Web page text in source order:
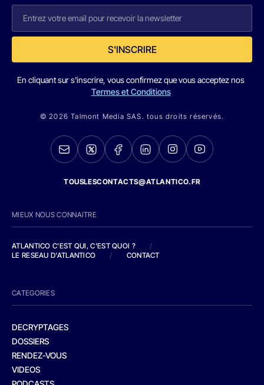
S'INSCRIRE
En cliquant sur s'inscrire, vous confirmez que vous acceptez nos
Termes et Conditions
© 2026 Talmont Media SAS. tous droits réservés.
TOUSLESCONTACTS@ATLANTICO.FR
MIEUX NOUS CONNAITRE
ATLANTICO C'EST QUI, C'EST QUOI ?
/
LE RESEAU D'ATLANTICO
/ CONTACT
CATEGORIES
DECRYPTAGES
DOSSIERS
RENDEZ-VOUS
VIDEOS